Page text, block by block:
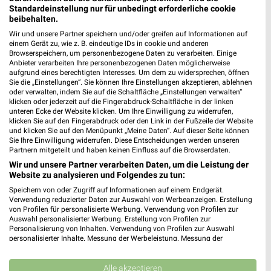
JYSK
8,8 km
Gartenabverkauf
Gültig bis Sa. 15.08.
Polster Aktuell
18,2 km
Testsieger Komfort
Gültig bis Di. 01.09.
Polster Aktuell mömax
Standardeinstellung nur für unbedingt erforderliche cookie
beibehalten.
Wir und unsere Partner speichern und/oder greifen auf Informationen auf
einem Gerät zu, wie z. B. eindeutige IDs in cookie und anderen
Browserspeichern, um personenbezogene Daten zu verarbeiten. Einige
Anbieter verarbeiten Ihre personenbezogenen Daten möglicherweise
aufgrund eines berechtigten Interesses. Um dem zu widersprechen, öffnen
Sie die „Einstellungen“. Sie können Ihre Einstellungen akzeptieren, ablehnen
oder verwalten, indem Sie auf die Schaltfläche „Einstellungen verwalten“
klicken oder jederzeit auf die Fingerabdruck-Schaltfläche in der linken
unteren Ecke der Website klicken. Um Ihre Einwilligung zu widerrufen,
klicken Sie auf den Fingerabdruck oder den Link in der Fußzeile der Website
und klicken Sie auf den Menüpunkt „Meine Daten“. Auf dieser Seite können
Sie Ihre Einwilligung widerrufen. Diese Entscheidungen werden unseren
Partnern mitgeteilt und haben keinen Einfluss auf die Browserdaten.
Wir und unsere Partner verarbeiten Daten, um die Leistung der
Website zu analysieren und Folgendes zu tun:
Speichern von oder Zugriff auf Informationen auf einem Endgerät.
Verwendung reduzierter Daten zur Auswahl von Werbeanzeigen. Erstellung
von Profilen für personalisierte Werbung. Verwendung von Profilen zur
Auswahl personalisierter Werbung. Erstellung von Profilen zur
Personalisierung von Inhalten. Verwendung von Profilen zur Auswahl
personalisierter Inhalte. Messung der Werbeleistung. Messung der
Kombinationen von Daten aus verschiedenen Quellen. Entwicklung und
Verbesserung der Angebote. Verwendung reduzierter Daten zur Auswahl
Alle akzeptieren